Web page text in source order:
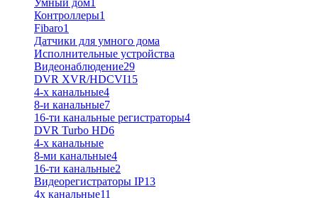
Умный дом1
Контроллеры1
Fibaro1
Датчики для умного дома
Исполнительные устройства
Видеонаблюдение29
DVR XVR/HDCVI15
4-x канальные4
8-и канальные7
16-ти канальные регистраторы4
DVR Turbo HD6
4-х канальные
8-ми канальные4
16-ти канальные2
Видеорегистраторы IP13
4х канальные11